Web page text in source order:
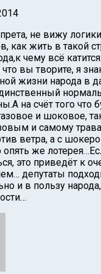
не вижу
как жить в такой
чему всё
что вы творите, я
жизни народа в
на счёт того что
и шоковое,
и самому
ветра, а с
опять же
это приведёт к
депутаты
и в пользу